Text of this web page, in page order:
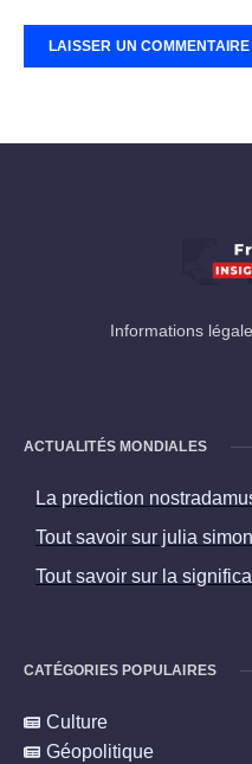
Informations
ACTUALITÉS MONDIALES
La prediction
Tout savoir sur julia
Tout savoir sur la
CATÉGORIES POPULAIRES
Culture
Géopolitique